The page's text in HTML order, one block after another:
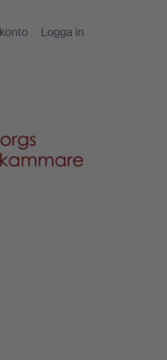
Logga in